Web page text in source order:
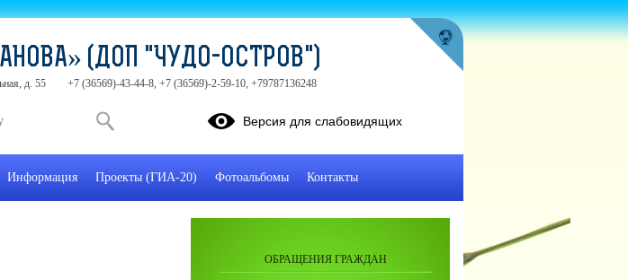
ОБРАЩЕНИЯ ГРАЖДАН
(ДОП "ЧУДО-ОСТРОВ")
д. 55 +7 (36569)-43-44-8, +7 (36569)-2-59-10, +79787136248
Версия для слабовидящих
Информация Проекты (ГИА-20) Фотоальбомы Контакты